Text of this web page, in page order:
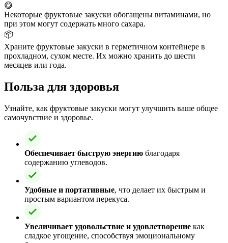
😋
Некоторые фруктовые закуски обогащены витаминами, но
при этом могут содержать много сахара.
📦
Храните фруктовые закуски в герметичном контейнере в
прохладном, сухом месте. Их можно хранить до шести
месяцев или года.
Польза для здоровья
Узнайте, как фруктовые закуски могут улучшить ваше общее
самочувствие и здоровье.
Обеспечивает быструю энергию благодаря
содержанию углеводов.
Удобные и портативные, что делает их быстрым и
простым вариантом перекуса.
Увеличивает удовольствие и удовлетворение как
сладкое угощение, способствуя эмоциональному